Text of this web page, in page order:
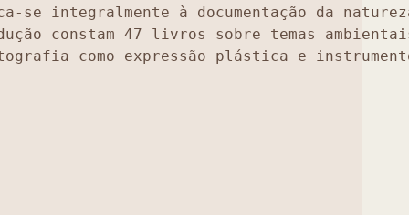
se integralmente à documentação da
constam 47 livros sobre temas
como expressão plástica e